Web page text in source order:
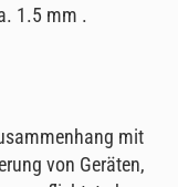
1.5 mm .
mit
von Geräten,